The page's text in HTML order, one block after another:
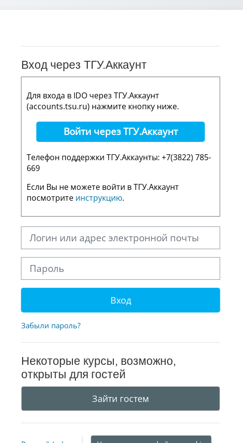
Вход через ТГУ.Аккаунт
Для входа в IDO через ТГУ.Аккаунт
(accounts.tsu.ru) нажмите кнопку ниже.
Войти через ТГУ.Аккаунт
Телефон поддержки ТГУ.Аккаунты: +7(3822) 785-
669
Если Вы не можете войти в ТГУ.Аккаунт
посмотрите инструкцию.
Вход
Забыли пароль?
Некоторые курсы, возможно,
открыты для гостей
Зайти гостем